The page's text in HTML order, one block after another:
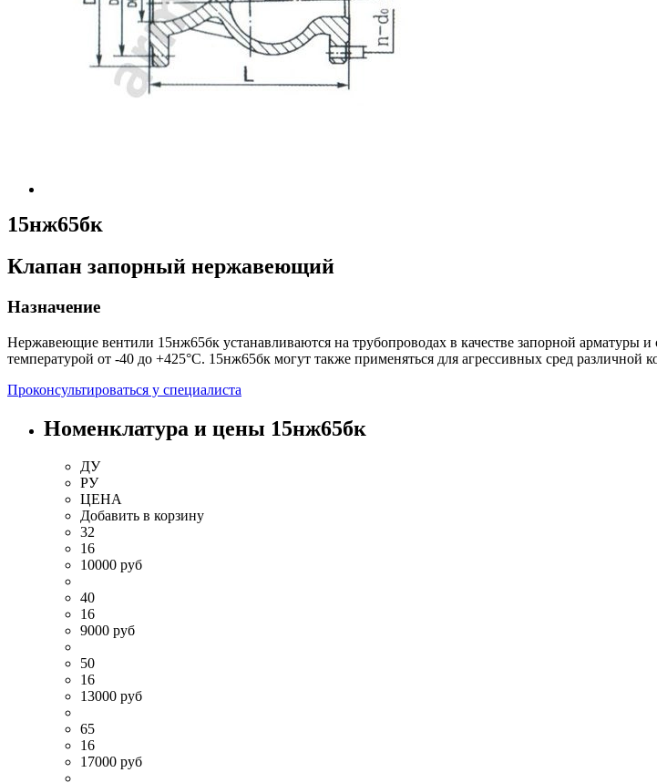
15нж65бк
Клапан запорный нержавеющий
Назначение
Нержавеющие вентили 15нж65бк устанавливаются на трубопроводах в качестве запорной арматуры
температурой от -40 до +425°С. 15нж65бк могут также применяться для агрессивных сред различной
Проконсультироваться у специалиста
Номенклатура и цены 15нж65бк
ДУ
РУ
ЦЕНА
Добавить в корзину
32
16
10000 руб
40
16
9000 руб
50
16
13000 руб
65
16
17000 руб